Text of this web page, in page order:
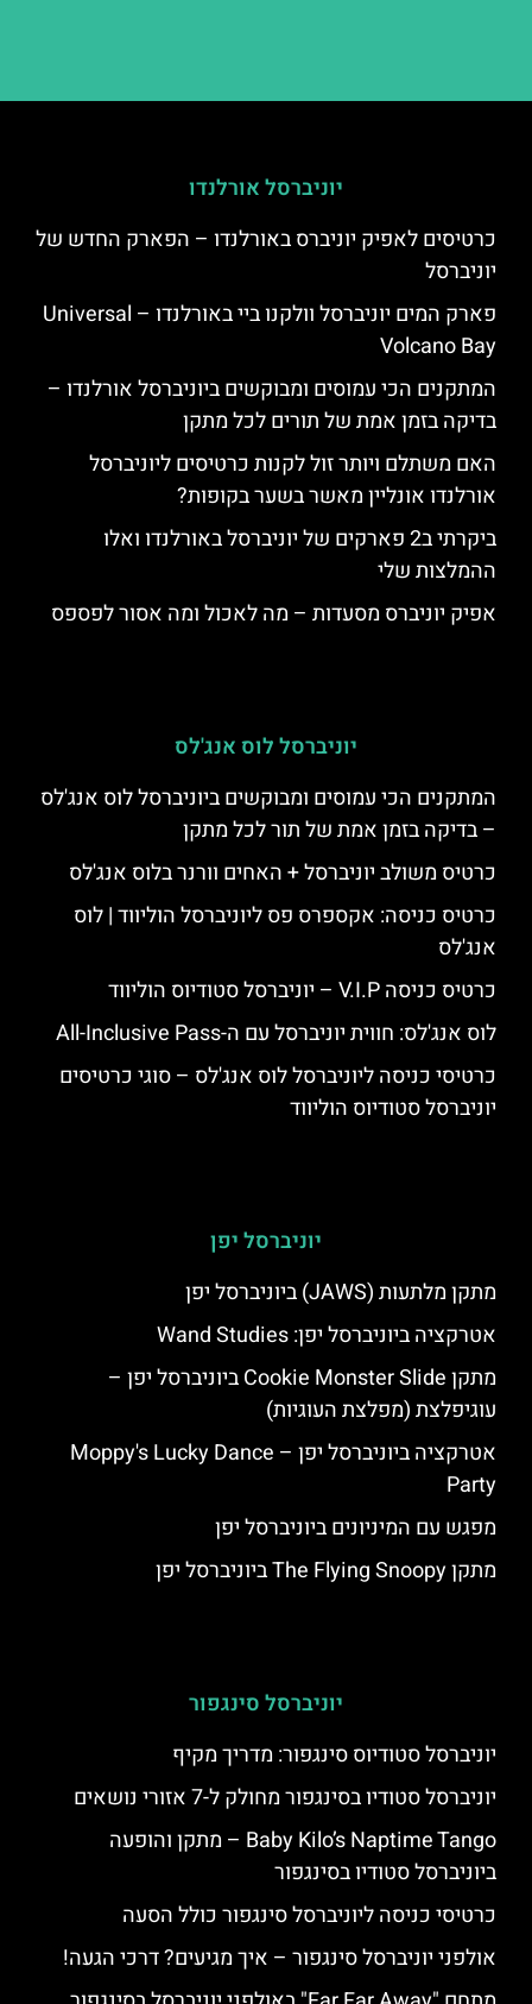
יוניברסל אורלנדו
כרטיסים לאפיק יוניברס באורלנדו – הפארק החדש של
יוניברסל
פארק המים יוניברסל וולקנו ביי באורלנדו – Universal
Volcano Bay
המתקנים הכי עמוסים ומבוקשים ביוניברסל אורלנדו –
בדיקה בזמן אמת של תורים לכל מתקן
האם משתלם ויותר זול לקנות כרטיסים ליוניברסל
אורלנדו אונליין מאשר בשער בקופות?
ביקרתי ב2 פארקים של יוניברסל באורלנדו ואלו
ההמלצות שלי
אפיק יוניברס מסעדות – מה לאכול ומה אסור לפספס
יוניברסל לוס אנג'לס
המתקנים הכי עמוסים ומבוקשים ביוניברסל לוס אנג'לס
– בדיקה בזמן אמת של תור לכל מתקן
כרטיס משולב יוניברסל + האחים וורנר בלוס אנג'לס
כרטיס כניסה: אקספרס פס ליוניברסל הוליווד | לוס
אנג'לס
כרטיס כניסה V.I.P – יוניברסל סטודיוס הוליווד
לוס אנג'לס: חווית יוניברסל עם ה-All-Inclusive Pass
כרטיסי כניסה ליוניברסל לוס אנג'לס – סוגי כרטיסים
יוניברסל סטודיוס הוליווד
יוניברסל יפן
מתקן מלתעות (JAWS) ביוניברסל יפן
אטרקציה ביוניברסל יפן: Wand Studies
מתקן Cookie Monster Slide ביוניברסל יפן –
עוגיפלצת (מפלצת העוגיות)
אטרקציה ביוניברסל יפן – Moppy's Lucky Dance
Party
מפגש עם המיניונים ביוניברסל יפן
מתקן The Flying Snoopy ביוניברסל יפן
יוניברסל סינגפור
יוניברסל סטודיוס סינגפור: מדריך מקיף
יוניברסל סטודיו בסינגפור מחולק ל-7 אזורי נושאים
Baby Kilo’s Naptime Tango – מתקן והופעה
ביוניברסל סטודיו בסינגפור
כרטיסי כניסה ליוניברסל סינגפור כולל הסעה
אולפני יוניברסל סינגפור – איך מגיעים? דרכי הגעה!